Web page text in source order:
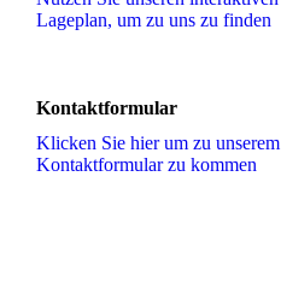
La­ge­plan, um zu uns zu finden
Kontaktformular
Klicken Sie hier um zu unserem
Kon­takt­for­mu­lar zu kommen